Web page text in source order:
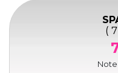
(
Note